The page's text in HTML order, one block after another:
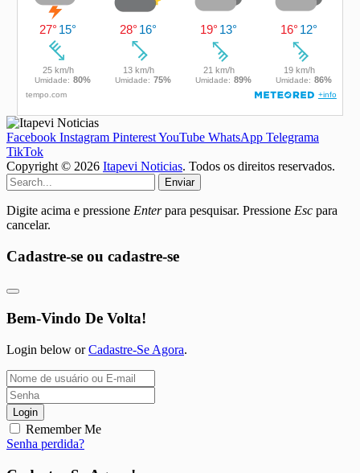
Facebook Instagram PinterestYouTube WhatsApp Telegrama
TikTok
Copyright © 2026 Itapevi Noticias. Todos os direitos reservados.
Enviar
Digite acima e pressione Enterpara pesquisar. Pressione Esc para
cancelar.
Cadastre-se ou cadastre-se
Bem-Vindo De Volta!
Login below orCadastre-Se Agora.
Login
Remember Me
Senha perdida?